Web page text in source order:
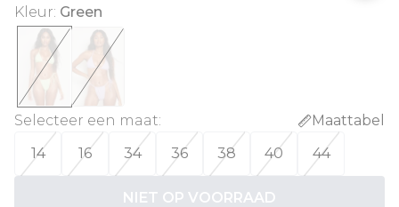
Kleur: Green
Selecteer een maat:
Maattabel
14
16 34 36 38 40 44
NIET OP VOORRAAD